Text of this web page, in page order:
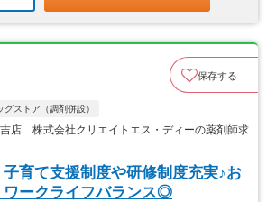
保存する
グストア（調剤併設）
店 株式会社クリエイトエス・ディーの薬剤師求
子育て支援制度や研修制度充実♪お
ワークライフバランス◎